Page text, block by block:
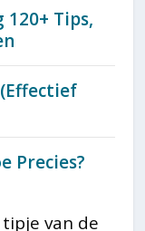
Tips,
Precies?
van de